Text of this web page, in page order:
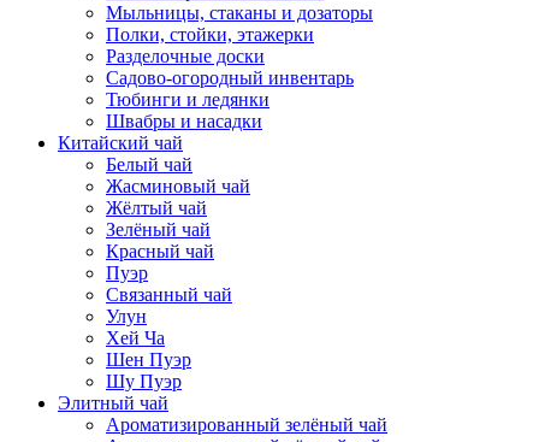
Мыльницы, стаканы и дозаторы
Полки, стойки, этажерки
Разделочные доски
Садово-огородный инвентарь
Тюбинги и ледянки
Швабры и насадки
Китайский чай
Белый чай
Жасминовый чай
Жёлтый чай
Зелёный чай
Красный чай
Пуэр
Связанный чай
Улун
Хей Ча
Шен Пуэр
Шу Пуэр
Элитный чай
Ароматизированный зелёный чай